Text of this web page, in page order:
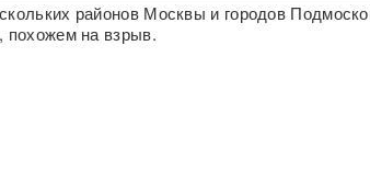
районов Москвы и городов
похожем на взрыв.